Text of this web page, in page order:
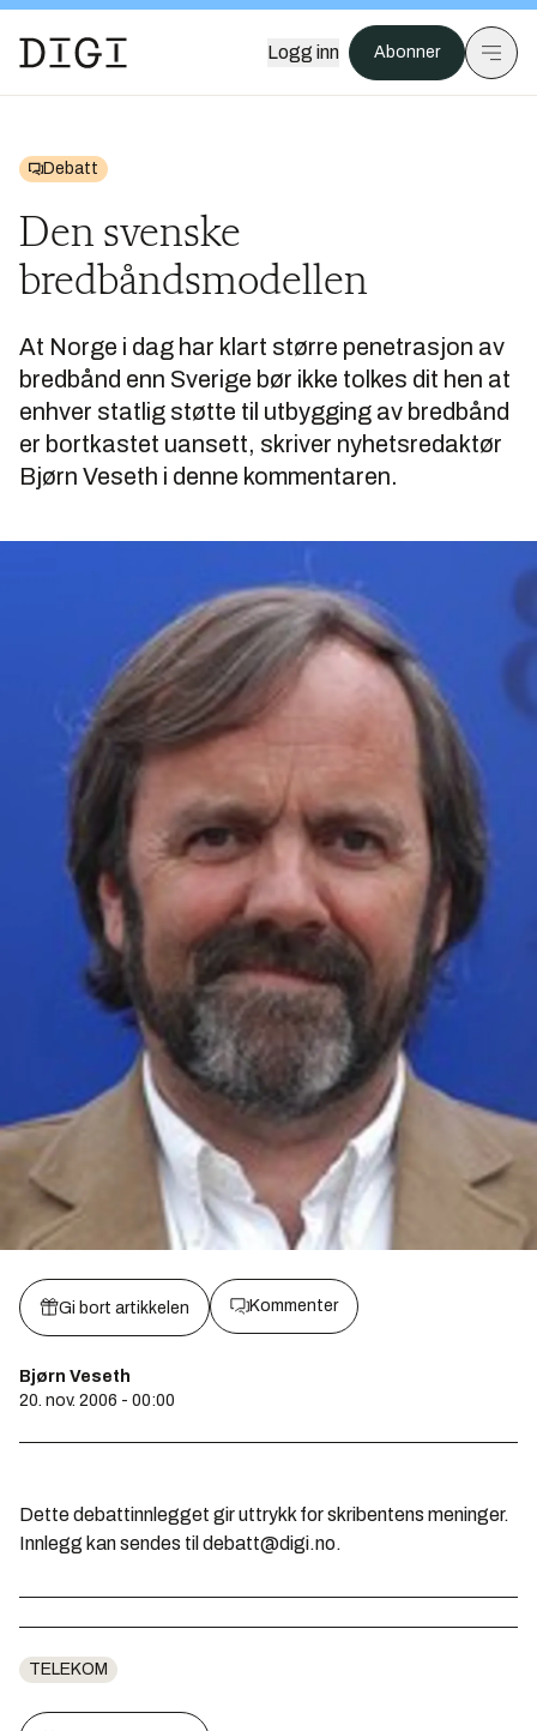
Logg inn Abonner
Debatt
Den svenske
bredbåndsmodellen
At Norge i dag har klart større penetrasjon av
bredbånd enn Sverige bør ikke tolkes dit hen at
enhver statlig støtte til utbygging av bredbånd
er bortkastet uansett, skriver nyhetsredaktør
Bjørn Veseth i denne kommentaren.
Gi bort artikkelen Kommenter
Bjørn Veseth
20. nov. 2006 - 00:00
Dette debattinnlegget gir uttrykk for skribentens meninger.
Innlegg kan sendes til debatt@digi.no.
TELEKOM